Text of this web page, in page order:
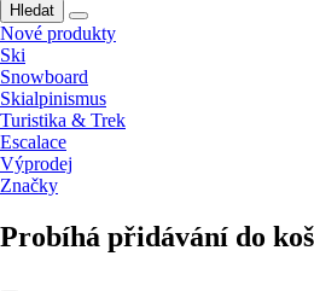
Hledat
Nové produkty
Ski
Snowboard
Skialpinismus
Turistika & Trek
Escalace
Výprodej
Značky
Probíhá přidávání do